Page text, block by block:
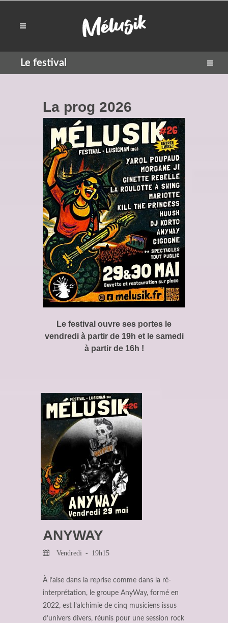
Le festival
La prog 2026
Le festival ouvre ses portes le
vendredi à partir de 19h et le samedi
à partir de 16h !
ANYWAY
Vendredi - 19h15
À l’aise dans la reprise comme dans la ré-
interprétation, le groupe AnyWay, formé en
2022, est l’alchimie de cinq musiciens issus
d’univers divers, réunis pour une session rock